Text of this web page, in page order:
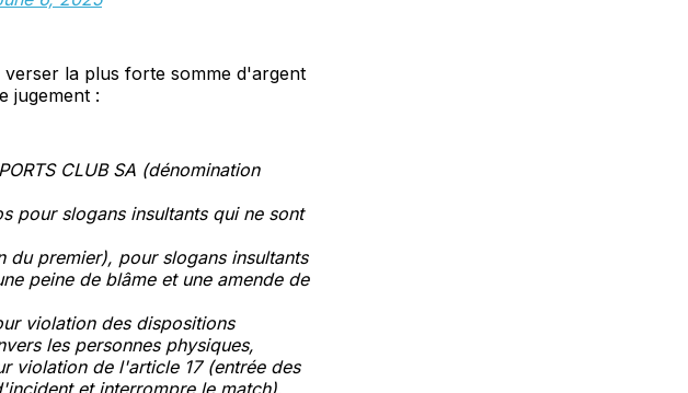
la plus forte somme d'argent
jugement :
CLUB SA (dénomination
pour slogans insultants qui ne sont
premier), pour slogans insultants
peine de blâme et une amende de
violation des dispositions
les personnes physiques,
violation de l'article 17 (entrée des
et interrompre le match),